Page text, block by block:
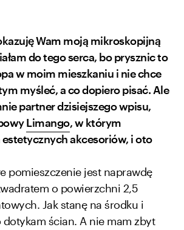
Wam moją mikroskopijną
do tego serca, bo prysznic to
w moim mieszkaniu i nie chce
myśleć, a co dopiero pisać. Ale
partner dzisiejszego wpisu,
Limango, w którym
estetycznych akcesoriów, i oto
pomieszczenie jest naprawdę
o powierzchni 2,5
Jak stanę na środku i
dotykam ścian. A nie mam zbyt